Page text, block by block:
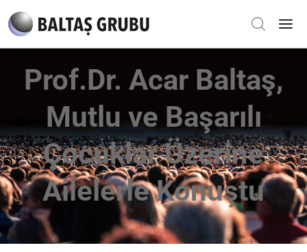
Prof.Dr. Acar Baltaş,
Mutlu ve Başarılı
Çocuklar Üzerine
Ailelerle Konuştu